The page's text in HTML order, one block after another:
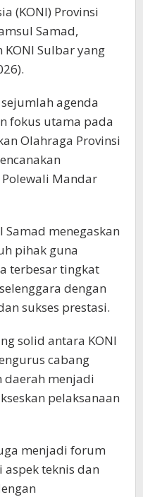
(KONI) Provinsi
Samad,
Sulbar yang
agenda
fokus utama pada
Olahraga Provinsi
Mandar
Samad menegaskan
pihak guna
terbesar tingkat
dengan
sukses prestasi.
solid antara KONI
cabang
daerah menjadi
pelaksanaan
menjadi forum
teknis dan